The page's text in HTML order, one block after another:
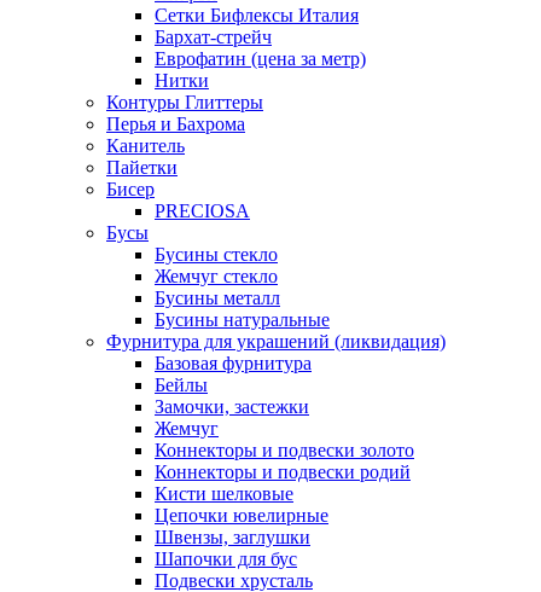
Сетки Бифлексы Италия
Бархат-стрейч
Еврофатин (цена за метр)
Нитки
Контуры Глиттеры
Перья и Бахрома
Канитель
Пайетки
Бисер
PRECIOSA
Бусы
Бусины стекло
Жемчуг стекло
Бусины металл
Бусины натуральные
Фурнитура для украшений (ликвидация)
Базовая фурнитура
Бейлы
Замочки, застежки
Жемчуг
Коннекторы и подвески золото
Коннекторы и подвески родий
Кисти шелковые
Цепочки ювелирные
Швензы, заглушки
Шапочки для бус
Подвески хрусталь